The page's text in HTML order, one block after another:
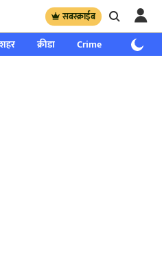
सबस्क्राईब
शहर क्रीडा Crime साप्ताहिक